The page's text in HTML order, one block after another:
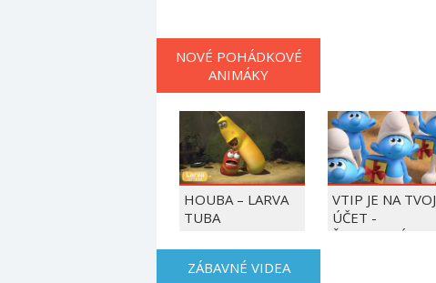
NOVÉ POHÁDKOVÉ
ANIMÁKY
HOUBA – LARVA
TUBA
VTIP JE NA TVOJ
ÚČET -
ŠMOULOVÉ
ZÁBAVNÉ VIDEA